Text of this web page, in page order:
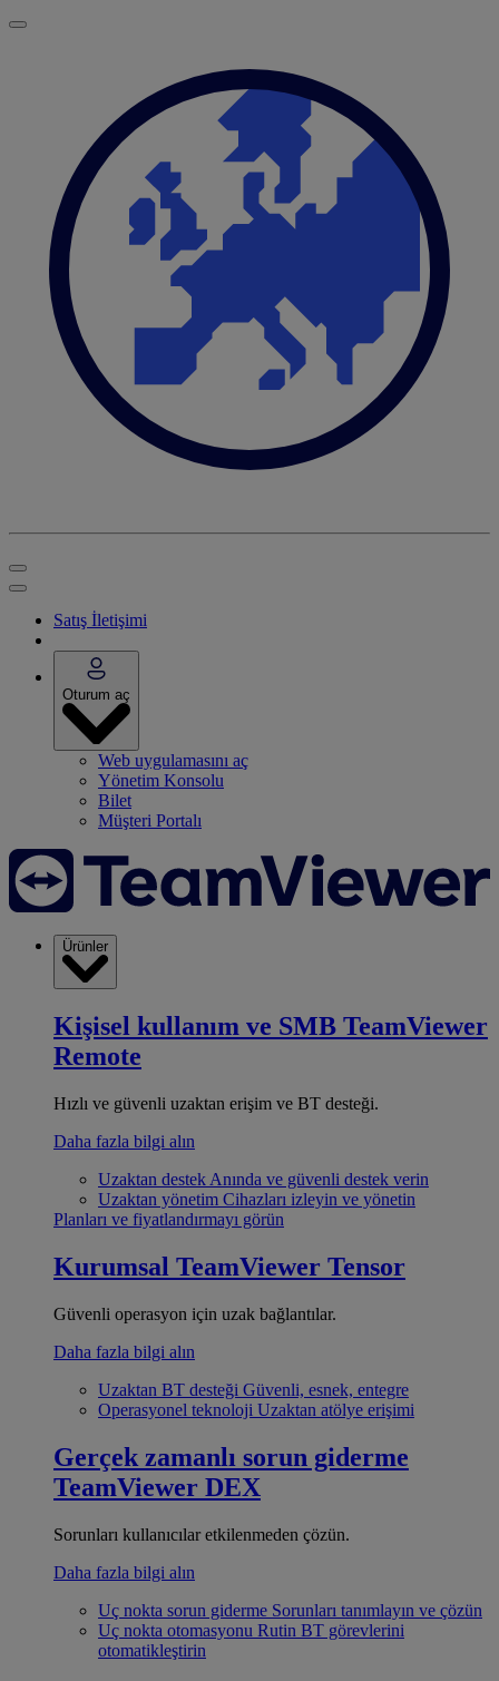
Satış İletişimi
Oturum aç
Web uygulamasını aç
Yönetim Konsolu
Bilet
Müşteri Portalı
Ürünler
Kişisel kullanım ve SMB TeamViewer
Remote
Hızlı ve güvenli uzaktan erişim ve BT desteği.
Daha fazla bilgi alın
Uzaktan destek Anında ve güvenli destek verin
Uzaktan yönetim Cihazları izleyin ve yönetin
Planları ve fiyatlandırmayı görün
Kurumsal TeamViewer Tensor
Güvenli operasyon için uzak bağlantılar.
Daha fazla bilgi alın
Uzaktan BT desteği Güvenli, esnek, entegre
Operasyonel teknoloji Uzaktan atölye erişimi
Gerçek zamanlı sorun giderme
TeamViewer DEX
Sorunları kullanıcılar etkilenmeden çözün.
Daha fazla bilgi alın
Uç nokta sorun giderme Sorunları tanımlayın ve çözün
Uç nokta otomasyonu Rutin BT görevlerini
otomatikleştirin